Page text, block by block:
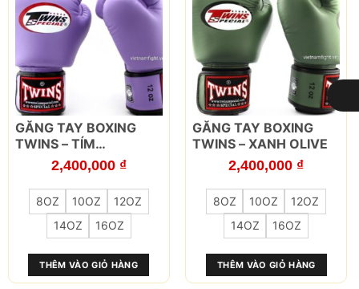
LỌC
trên
trang
trên
trang
sản
phẩm
8OZ 10OZ
12OZ
14OZ
16OZ
GĂNG TAY BOXING
TWINS – TÍM
LAVENDER
2,400,000 ₫
THÊM VÀO GIỎ HÀNG
Sản
phẩm
có
nhiều
biến
thể.
Các
tùy
chọn
có
8OZ 10OZ
12OZ
14OZ
16OZ
GĂNG TAY BOXING
TWINS – XANH OLIVE
2,400,000 ₫
THÊM VÀO GIỎ HÀNG
Sản
phẩm
có
nhiều
biến
thể.
Các
tùy
chọn
có